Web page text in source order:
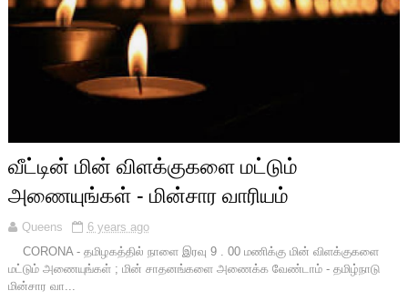
வீட்டின் மின் விளக்குகளை மட்டும்
அணையுங்கள் - மின்சார வாரியம்
Queens
6 years ago
CORONA - தமிழகத்தில் நாளை இரவு 9 . 00 மணிக்கு மின் விளக்குகளை
மட்டும் அணையுங்கள் ; மின் சாதனங்களை அணைக்க வேண்டாம் - தமிழ்நாடு
மின்சார வா...